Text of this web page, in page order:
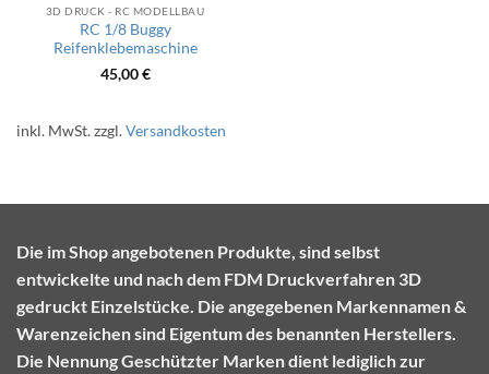
3D DRUCK - RC MODELLBAU
RC 1/8 Buggy
Reifenklebemaschine
45,00€
inkl. MwSt.zzgl.Versandkosten
Die im Shop angebotenen Produkte, sind selbst
entwickelte und nach dem FDM Druckverfahren 3D
gedruckt Einzelstücke. Die angegebenen Markennamen &
Warenzeichen sind Eigentum des benannten Herstellers.
Die Nennung Geschützter Marken dient lediglich zur